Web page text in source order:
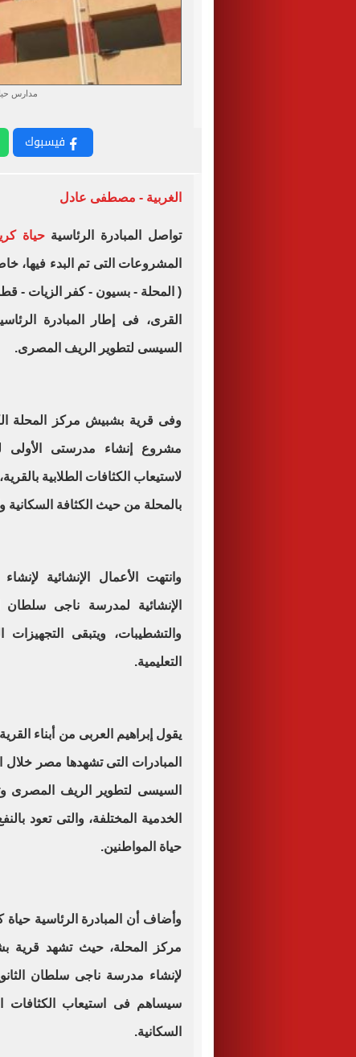
مدارس
فيسبوك
الغربية - مصطفى عادل
تواصل المبادرة الرئاسيةحياة
( المحلة - بسيون - كفر الزيات -
القرى، فى إطار المبادرة
السيسى لتطوير الريف المصرى.
وفى قرية بشبيش مركز المحلة
مشروع إنشاء مدرستى الأولى
لاستيعاب الكثافات الطلابية
بالمحلة من حيث الكثافة السكانية
وانتهت الأعمال الإنشائية
الإنشائية لمدرسة ناجى سلطان
والتشطيبات، ويتبقى التجهيزات
التعليمية.
يقول إبراهيم العربى من أبناء
المبادرات التى تشهدها مصر خلال
السيسى لتطوير الريف المصرى
الخدمية المختلفة، والتى تعود
حياة المواطنين.
مركز المحلة، حيث تشهد قرية
لإنشاء مدرسة ناجى سلطان
سيساهم فى استيعاب الكثافات
السكانية.